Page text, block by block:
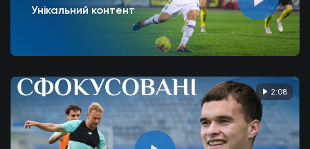
Унікальний контент
2:08